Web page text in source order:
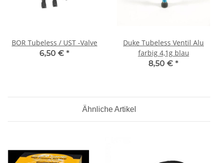
BOR Tubeless / UST -Valve
6,50 € *
Duke Tubeless Ventil Alu
farbig 4,1g blau
8,50 € *
Ähnliche Artikel